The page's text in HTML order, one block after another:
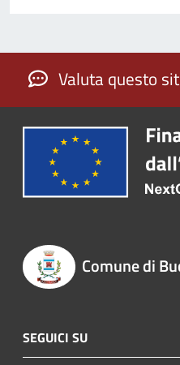
Valuta questo
Comune di
SEGUICI SU